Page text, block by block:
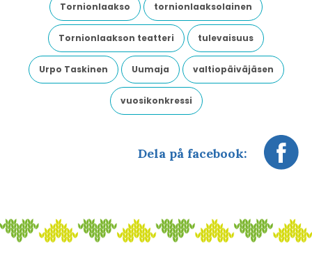
Tornionlaakso tornionlaaksolainen
Tornionlaakson teatteri tulevaisuus
Urpo Taskinen Uumaja valtiopäiväjäsen
vuosikonkressi
Dela på facebook: